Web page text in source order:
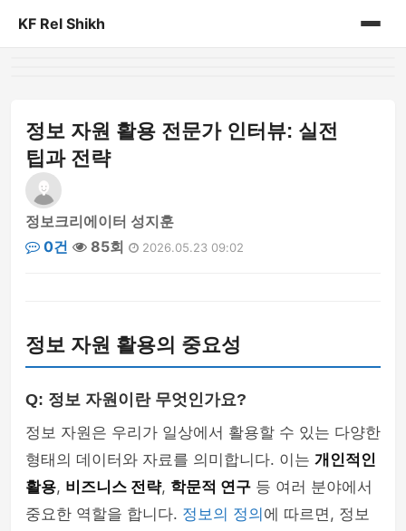
KF Rel Shikh
정보 자원 활용 전문가 인터뷰: 실전
팁과 전략
정보크리에이터 성지훈
0건
85회 2026.05.23 09:02
정보 자원 활용의 중요성
Q: 정보 자원이란 무엇인가요?
정보 자원은 우리가 일상에서 활용할 수 있는 다양한
형태의 데이터와 자료를 의미합니다. 이는 개인적인
활용, 비즈니스 전략, 학문적 연구 등 여러 분야에서
중요한 역할을 합니다. 정보의 정의 에 따르면, 정보